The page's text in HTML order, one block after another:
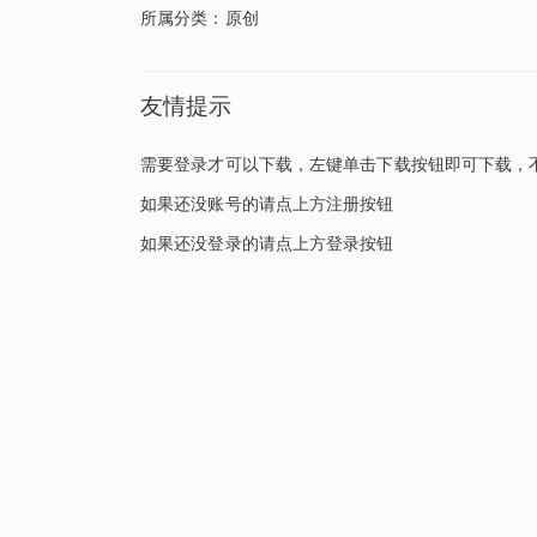
所属分类： 原创
友情提示
需要登录才可以下载，左键单击下载按钮即可下载，
如果还没账号的请点上方注册按钮
如果还没登录的请点上方登录按钮